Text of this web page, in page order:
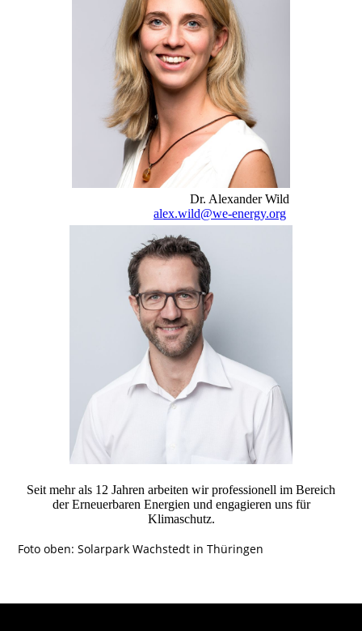
Dr. Alexander Wild
alex.wild@we-energy.org
Seit mehr als 12 Jahren arbeiten wir professionell im Bereich
der Erneuerbaren Energien und engagieren uns für
Klimaschutz.
Foto oben: Solarpark Wachstedt in Thüringen